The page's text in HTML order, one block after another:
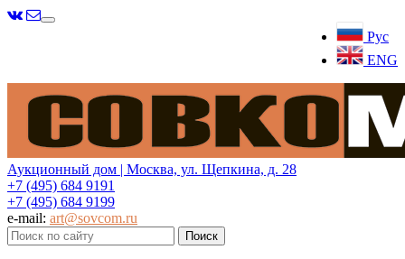
Рус
ENG
Меню
Аукционный дом | Москва, ул. Щепкина, д. 28
+7 (495) 684 9191
+7 (495) 684 9199
e-mail: art@sovcom.ru